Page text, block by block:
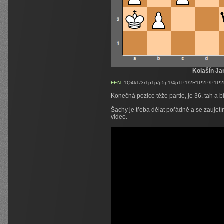
Kolašín
FEN: 1Q4k1/3r1p1p/p5p1/4p1P1/2R1P2P/
Konečná pozice téže partie, je 36. tah a
Šachy je třeba dělat pořádně a se
video.